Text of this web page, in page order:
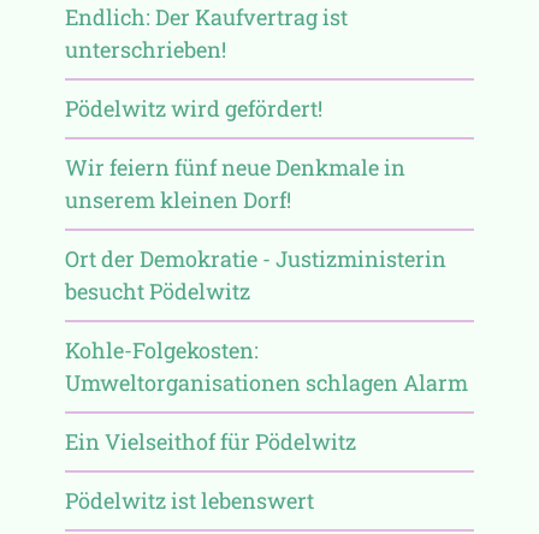
Endlich: Der Kaufvertrag ist
unterschrieben!
Pödelwitz wird gefördert!
Wir feiern fünf neue Denkmale in
unserem kleinen Dorf!
Ort der Demokratie - Justizministerin
besucht Pödelwitz
Kohle-Folgekosten:
Umweltorganisationen schlagen Alarm
Ein Vielseithof für Pödelwitz
Pödelwitz ist lebenswert